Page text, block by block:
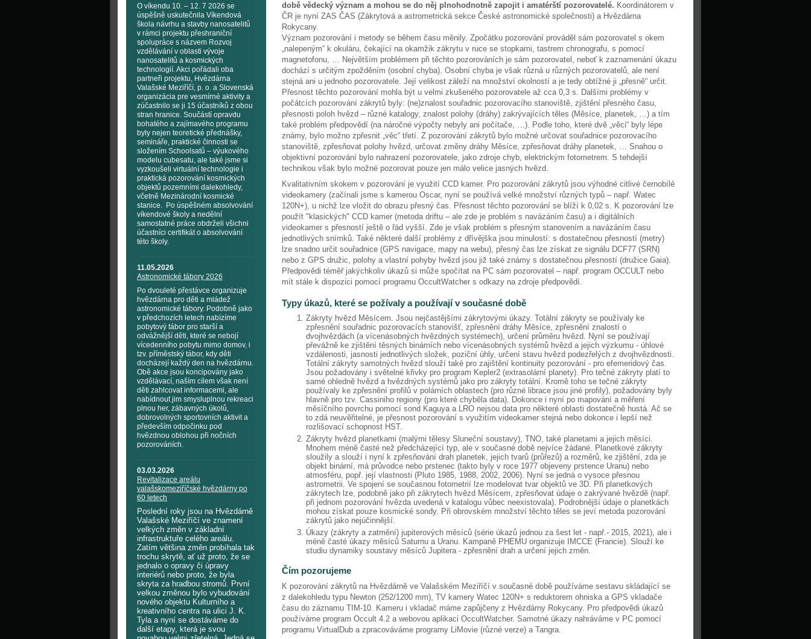
O víkendu 10. – 12. 7 2026 se
úspěšně uskutečnila Víkendová
škola návrhu a stavby nanosatelitů
v rámci projektu přeshraniční
spolupráce s názvem Rozvoj
vzdělávání v oblasti vývoje
nanosatelitů a kosmických
technologií. Akci pořádali oba
partneři projektu, Hvězdárna
Valašské Meziříčí, p. o. a Slovenská
organizácia pre vesmírné aktivity a
zúčastnilo se ji 15 účastníků z obou
stran hranice. Součástí opravdu
bohatého a zajímavého programu
byly nejen teoretické přednášky,
semináře, praktické činnosti se
složením Schoolsatů – výukového
modelu cubesatu, ale také jsme si
vyzkoušeli virtuální technologie i
praktická pozorování kosmických
objektů pozemními dalekohledy,
včetně Mezinárodní kosmické
stanice. Po úspěšném absolvování
víkendové školy a nedělní
samostatné práce obdrželi všichni
účastníci certifikát o absolvování
této školy.
11.05.2026
Astronomické tábory 2026
Po dvouleté přestávce organizuje
hvězdárna pro děti a mládež
astronomické tábory. Podobně jako
v předchozích letech nabízíme
pobytový tábor pro starší a
odvážnější děti, které se nebojí
vícedenního pobytu mimo domov, i
tzv. příměstský tábor, kdy děti
docházejí každý den na hvězdárnu.
Obě akce jsou koncipovány jako
vzdělávací, naším cílem však není
děti zahlcovat informacemi, ale
nabídnout jim smysluplnou rekreaci
plnou her, zábavných úkolů,
dobrovolných sportovních aktivit a
především odpočinku pod
hvězdnou oblohou při nočních
pozorováních.
03.03.2026
Revitalizace areálu
valašskomeziříčské hvězdárny po
60 letech
Poslední roky jsou na Hvězdárně
Valašské Meziříčí ve znamení
velkých změn v základní
infrastruktuře celého areálu.
Zatím většina změn probíhala tak
trochu skrytě, ať už proto, že se
jednalo o opravy či úpravy
interiérů nebo proto, že byla
skryta za hradbou stromů. První
velkou změnou bylo vybudování
nového objektu Kulturního a
kreativního centra na ulici J. K.
Tyla a nyní se dostáváme do
další etapy, která je svou
době vědecký význam a mohou se do něj plnohodnotně zapojit i amatérští pozorovatelé. Koordinátorem v
ČR je nyní ZAS ČAS (Zákrytová a astrometrická sekce České astronomické společnosti) a Hvězdárna
Rokycany.
Význam pozorování i metody se během času měnily. Zpočátku pozorování prováděl sám pozorovatel s okem
„nalepeným“ k okuláru, čekající na okamžik zákrytu v ruce se stopkami, tastrem chronografu, s pomocí
magnetofonu, … Největším problémem při těchto pozorováních je sám pozorovatel, neboť k zaznamenání úkazu
dochází s určitým zpožděním (osobní chyba). Osobní chyba je však různá u různých pozorovatelů, ale není
stejná ani u jednoho pozorovatele. Její velikost záleží na množství okolností a je tedy obtížné ji „přesně“ určit.
Přesnost těchto pozorování mohla být u velmi zkušeného pozorovatele až cca 0,3 s. Dalšími problémy v
počátcích pozorování zákrytů byly: (ne)znalost souřadnic pozorovacího stanoviště, zjištění přesného času,
přesnosti poloh hvězd – různé katalogy, znalost polohy (dráhy) zakrývajících těles (Měsíce, planetek, …) a tím
také problém předpovědí (na náročné výpočty nebyly ani počítače, …). Podle toho, které dvě „věci“ byly lépe
známy, bylo možno zpřesnit „věc“ třetí. Z pozorování zákrytů bylo možné určovat souřadnice pozorovacího
stanoviště, zpřesňovat polohy hvězd, určovat změny dráhy Měsíce, zpřesňovat dráhy planetek, … Snahou o
objektivní pozorování bylo nahrazení pozorovatele, jako zdroje chyb, elektrickým fotometrem. S tehdejší
technikou však bylo možné pozorovat pouze jen málo velice jasných hvězd.
Kvalitativním skokem v pozorování je využití CCD kamer. Pro pozorování zákrytů jsou výhodné citlivé černobílé
videokamery (začínali jsme s kamerou Oscar, nyní se používá velké množství různých typů – např. Watec
120N+), u nichž lze vložit do obrazu přesný čas. Přesnost těchto pozorování se blíží k 0,02 s. K pozorování lze
použít "klasických" CCD kamer (metoda driftu – ale zde je problém s navázáním času) a i digitálních
videokamer s přesností ještě o řád vyšší. Zde je však problém s přesným stanovením a navázáním času
jednotlivých snímků. Také některé další problémy z dřívějška jsou minulostí: s dostatečnou přesností (metry)
lze snadno určit souřadnice (GPS navigace, mapy na webu), přesný čas lze získat ze signálu DCF77 (SRN)
nebo z GPS družic, polohy a vlastní pohyby hvězd jsou již také známy s dostatečnou přesností (družice Gaia).
Předpovědi téměř jakýchkoliv úkazů si může spočítat na PC sám pozorovatel – např. program OCCULT nebo
mít stále k dispozici pomocí programu OccultWatcher s odkazy na zdroje předpovědí.
Typy úkazů, které se požívaly a používají v současné době
Zákryty hvězd Měsícem. Jsou nejčastějšími zákrytovými úkazy. Totální zákryty se používaly ke
zpřesnění souřadnic pozorovacích stanovišť, zpřesnění dráhy Měsíce, zpřesnění znalostí o
dvojhvězdách (a vícenásobných hvězdných systémech), určení průměru hvězd. Nyní se používají
převážně ke zjištění těsných binárních nebo vícenásobných systémů hvězd a jejich výzkumu - úhlové
vzdálenosti, jasnosti jednotlivých složek, poziční úhly, určení stavu hvězd podezřelých z dvojhvězdnosti.
Totální zákryty samotných hvězd slouží také pro zajištění kontinuity pozorování - pro efemeridový čas.
Jsou požadovány i světelné křivky pro program Kepler2 (extrasolární planety). Pro tečné zákryty platí to
samé ohledně hvězd a hvězdných systémů jako pro zákryty totální. Kromě toho se tečné zákryty
používaly ke zpřesnění profilů v polárních oblastech (pro různé librace jsou jiné profily), požadovány byly
hlavně pro tzv. Cassiniho regiony (pro které chyběla data). Dokonce i nyní po mapování a měření
měsíčního povrchu pomocí sond Kaguya a LRO nejsou data pro některé oblasti dostatečně hustá. Ač se
to zdá neuvěřitelné, je přesnost pozorování s využitím videokamer stejná nebo dokonce i lepší než
rozlišovací schopnost HST.
Zákryty hvězd planetkami (malými tělesy Sluneční soustavy), TNO, také planetami a jejich měsíci.
Mnohem méně časté než předcházející typ, ale v současné době nejvíce žádané. Planetkové zákryty
sloužily a slouží i nyní k zpřesňování drah planetek, jejich tvarů (průřezů) a rozměrů, ke zjištění, zda je
objekt binární, má průvodce nebo prstenec (takto byly v roce 1977 objeveny prstence Uranu) nebo
atmosféru, popř. její vlastnosti (Pluto 1985, 1988, 2002, 2006). Nyní se jedná o vysoce přesnou
astrometrii. Ve spojení se současnou fotometrií lze modelovat tvar objektů ve 3D. Při planetkových
zákrytech lze, podobně jako při zákrytech hvězd Měsícem, zpřesňovat údaje o zakrývané hvězdě (např.
při jednom pozorování hvězda uvedená v katalogu vůbec neexistovala). Podrobnější údaje o planetkách
mohou získat pouze kosmické sondy. Při obrovském množství těchto těles se jeví metoda pozorování
zákrytů jako nejúčinnější.
Úkazy (zákryty a zatmění) jupiterových měsíců (série úkazů jednou za šest let - např.- 2015, 2021), ale i
méně časté úkazy měsíců Saturnu a Uranu. Kampaně PHEMU organizuje IMCCE (Francie). Slouží ke
studiu dynamiky soustavy měsíců Jupitera - zpřesnění drah a určení jejich změn.
Čím pozorujeme
K pozorování zákrytů na Hvězdárně ve Valašském Meziříčí v současné době používáme sestavu skládající se
z dalekohledu typu Newton (252/1200 mm), TV kamery Watec 120N+ s reduktorem ohniska a GPS vkladače
času do záznamu TIM-10. Kameru i vkladač máme zapůjčeny z Hvězdárny Rokycany. Pro předpovědi úkazů
používáme program Occult 4.2 a webovou aplikaci OccultWatcher. Samotné úkazy nahráváme v PC pomocí
programu VirtualDub a zpracováváme programy LiMovie (různé verze) a Tangra.